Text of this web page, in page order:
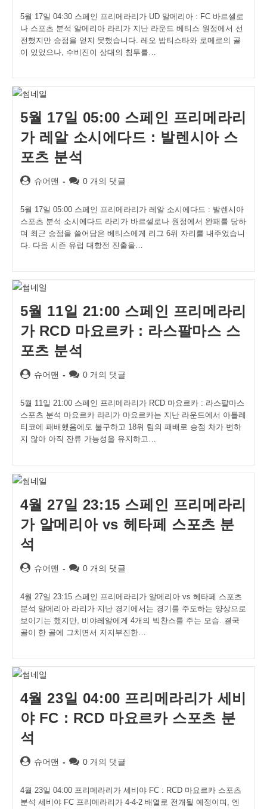
5월 17일 04:30 스페인 프리메라리가 UD 알메리아 : FC 바르셀로
나 스포츠 분석 알메리아 라리가 지난 라운드 베티스 원정에서 선
전했지만 승점을 얻지 못했습니다. 레오 밥티스타와 로메로의 골
이 있었으나, 수비진이 상대의 침투를…
5월 17일 05:00 스페인 프리메라리
가 레알 소시에다드 : 발렌시아 스
포츠 분석
Post슈어맨
Post0 개의 댓글
5월 17일 05:00 스페인 프리메라리가 레알 소시에다드 : 발렌시아
스포츠 분석 소시에다드 라리가 바르셀로나 원정에서 완패를 당하
며 최근 승점을 쓸어담은 베티스에게 리그 6위 자리를 내주었습니
다. 다음 시즌 유럽 대항전 진출을…
5월 11일 21:00 스페인 프리메라리
가 RCD 마요르카 : 라스팔마스 스
포츠 분석
Post슈어맨
Post0 개의 댓글
5월 11일 21:00 스페인 프리메라리가 RCD 마요르카 : 라스팔마스
스포츠 분석 마요르카 라리가 마요르카는 지난 라운드에서 아틀레
티코에 패배했음에도 불구하고 18위 팀의 패배로 승점 차가 변하
지 않아 아직 잔류 가능성을 유지하고…
4월 27일 23:15 스페인 프리메라리
가 알메리아 vs 헤타페 스포츠 분
석
Post슈어맨
Post0 개의 댓글
4월 27일 23:15 스페인 프리메라리가 알메리아 vs 헤타페 스포츠
분석 알메리아 라리가 지난 경기에서는 경기를 주도하는 양상으로
보이기는 했지만, 비야레알에게 4개의 빅찬스를 주는 모습. 결국
골이 한 골에 그치면서 지지부진한…
4월 23일 04:00 프리메라리가 세비
야 FC : RCD 마요르카 스포츠 분
석
Post슈어맨
Post0 개의 댓글
4월 23일 04:00 프리메라리가 세비야 FC : RCD 마요르카 스포츠
분석 세비야 FC 프리메라리가 4-4-2 배열로 전개될 예정이며, 엔